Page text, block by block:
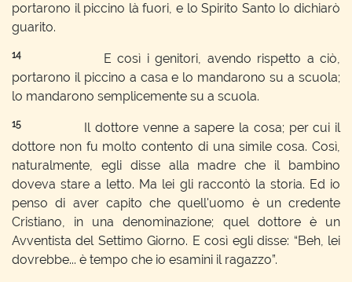
portarono il piccino là fuori, e lo Spirito Santo lo dichiarò
guarito.
14
E così i genitori, avendo rispetto a ciò,
portarono il piccino a casa e lo mandarono su a scuola;
lo mandarono semplicemente su a scuola.
15
Il dottore venne a sapere la cosa; per cui il
dottore non fu molto contento di una simile cosa. Così,
naturalmente, egli disse alla madre che il bambino
doveva stare a letto. Ma lei gli raccontò la storia. Ed io
penso di aver capito che quell'uomo è un credente
Cristiano, in una denominazione; quel dottore è un
Avventista del Settimo Giorno. E così egli disse: “Beh, lei
dovrebbe... è tempo che io esamini il ragazzo”.